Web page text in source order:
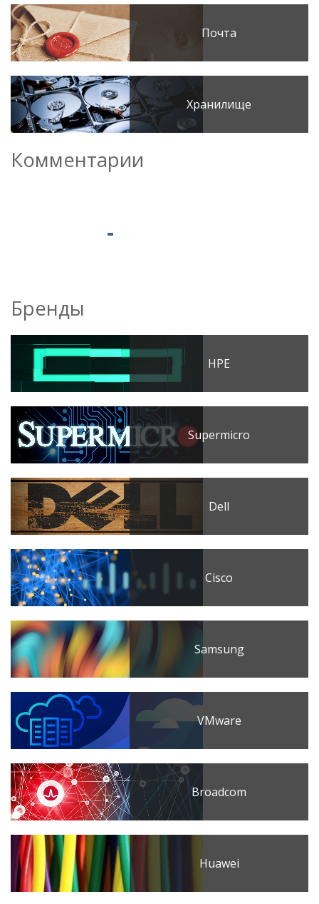
Почта
Хранилище
Комментарии
Бренды
HPE
Supermicro
Dell
Cisco
Samsung
VMware
Broadcom
Huawei